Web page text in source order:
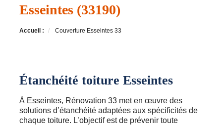
Esseintes (33190)
Accueil : Couverture Esseintes 33
Étanchéité toiture Esseintes
À Esseintes, Rénovation 33 met en œuvre des
solutions d’étanchéité adaptées aux spécificités de
chaque toiture. L’objectif est de prévenir toute